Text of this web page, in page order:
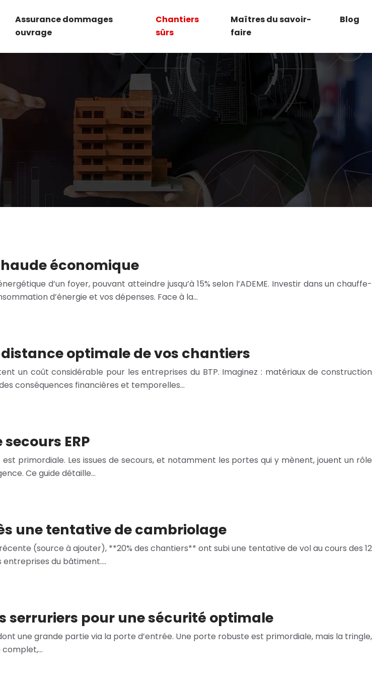
Assurance dommages
ouvrage
Chantiers
sûrs
Maîtres du savoir-
faire
Blog
économique
d’un foyer, pouvant atteindre jusqu’à 15% selon l’ADEME. Investir dans un chauffe-
d’énergie et vos dépenses. Face à la…
optimale de vos chantiers
un coût considérable pour les entreprises du BTP. Imaginez : matériaux de construction
conséquences financières et temporelles…
ERP
primordiale. Les issues de secours, et notamment les portes qui y mènent, jouent un rôle
Ce guide détaille…
une tentative de cambriolage
(source à ajouter), **20% des chantiers** ont subi une tentative de vol au cours des 12
du bâtiment….
serruriers pour une sécurité optimale
une grande partie via la porte d’entrée. Une porte robuste est primordiale, mais la tringle,
complet,…